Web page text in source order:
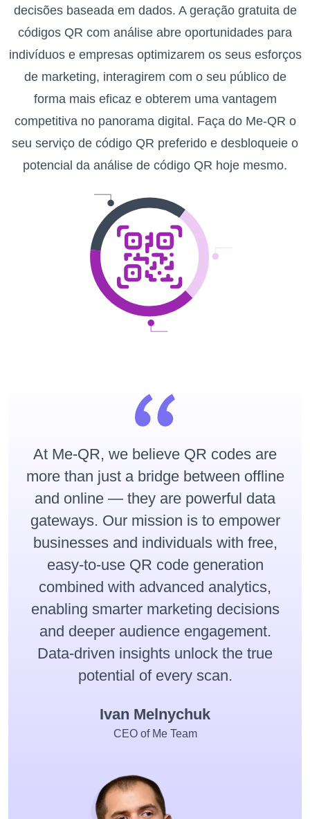
decisões baseada em dados. A geração gratuita de
códigos QR com análise abre oportunidades para
indivíduos e empresas optimizarem os seus esforços
de marketing, interagirem com o seu público de
forma mais eficaz e obterem uma vantagem
competitiva no panorama digital. Faça do Me-QR o
seu serviço de código QR preferido e desbloqueie o
potencial da análise de código QR hoje mesmo.
At Me-QR, we believe QR codes are
more than just a bridge between offline
and online — they are powerful data
gateways. Our mission is to empower
businesses and individuals with free,
easy-to-use QR code generation
combined with advanced analytics,
enabling smarter marketing decisions
and deeper audience engagement.
Data-driven insights unlock the true
potential of every scan.
Ivan Melnychuk
CEO of Me Team